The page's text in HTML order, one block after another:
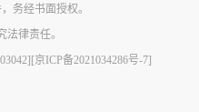
务经书面授权。
律责任。
[京ICP备2021034286号-7]